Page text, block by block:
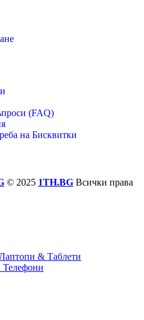
(FAQ)
на Бисквитки
© 2025 1TH.BG Всички права
& Таблети